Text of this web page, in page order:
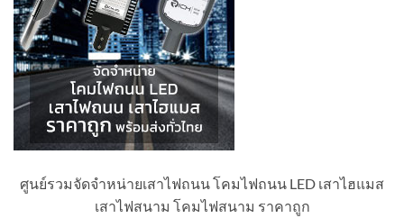
ศูนย์รวมจัดจำหน่ายเสาไฟถนน โคมไฟถนน LED เสาไฮแมส
เสาไฟสนาม โคมไฟสนาม ราคาถูก